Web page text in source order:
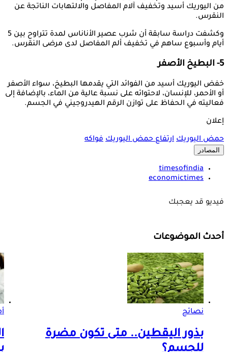
من اليوريك أسيد وتخفيف آلام المفاصل والالتهابات الناتجة عن
النقرس.
وكشفت دراسة سابقة أن شرب عصير الأناناس لمدة تتراوح بين 5
أيام وأسبوع ساهم في تخفيف ألم المفاصل لدى مرضى النقرس.
5- البطيخ الأصفر
خفض اليوريك أسيد من الفوائد التي يقدمها البطيخ، سواء الأصفر
أو الأحمر، للإنسان، لاحتوائه على نسبة عالية من الماء، بالإضافة إلى
فعاليته في الحفاظ على توازن الرقم الهيدروجيني في الجسم.
إعلان
حمض اليوريك ارتفاع حمض اليوريك فواكه
المصادر
timesofindia
economictimes
فيديو قد يعجبك
أحدث الموضوعات
نصائح
بذور اليقطين.. متى تكون مضرة